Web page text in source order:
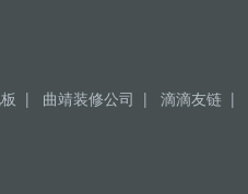
| 曲靖装修公司 | 滴滴友链 |